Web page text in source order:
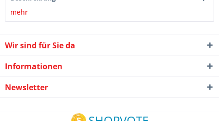
mehr
Wir sind für Sie da
Informationen
Newsletter